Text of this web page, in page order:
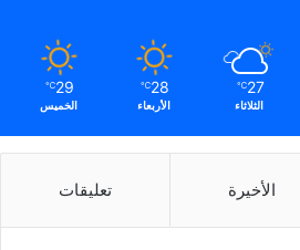
27
℃
الثلاثاء
28
℃
الأربعاء
29
℃
الخميس
الأخيرة تعليقات